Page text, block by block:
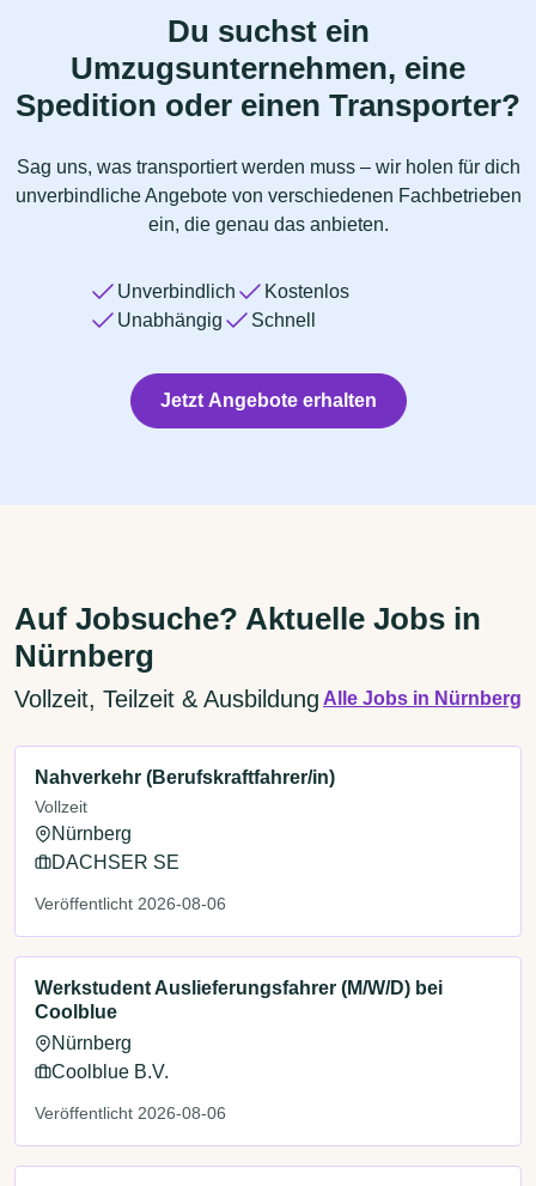
Du suchst ein
Umzugsunternehmen, eine
Spedition oder einen Transporter?
Sag uns, was transportiert werden muss – wir holen für dich
unverbindliche Angebote von verschiedenen Fachbetrieben
ein, die genau das anbieten.
Unverbindlich
Kostenlos
Unabhängig
Schnell
Jetzt Angebote erhalten
Auf Jobsuche? Aktuelle Jobs in
Nürnberg
Vollzeit, Teilzeit & Ausbildung Alle Jobs in Nürnberg
Nahverkehr (Berufskraftfahrer/in)
Vollzeit
Nürnberg
DACHSER SE
Veröffentlicht 2026-08-06
Werkstudent Auslieferungsfahrer (M/W/D) bei
Coolblue
Nürnberg
Coolblue B.V.
Veröffentlicht 2026-08-06